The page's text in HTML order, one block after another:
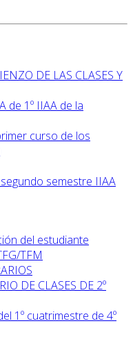
DE LAS CLASES Y
de 1º IIAA de la
curso de los
semestre IIAA
del estudiante
TFM
DE CLASES DE 2º
1º cuatrimestre de 4º